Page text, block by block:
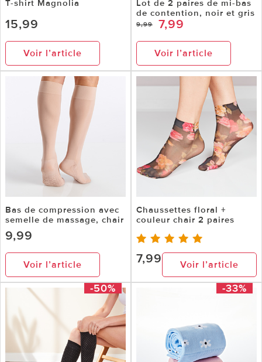
T-shirt Magnolia
15,99
Voir l’article
Lot de 2 paires de mi-bas
de contention, noir et gris
9,99 7,99
Voir l’article
Bas de compression avec
semelle de massage, chair
9,99
Voir l’article
Chaussettes floral +
couleur chair 2 paires
7,99 Voir l’article
-50% -33%